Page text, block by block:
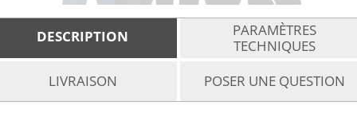
DESCRIPTION
PARAMÈTRES
TECHNIQUES
LIVRAISON
POSER UNE QUESTION